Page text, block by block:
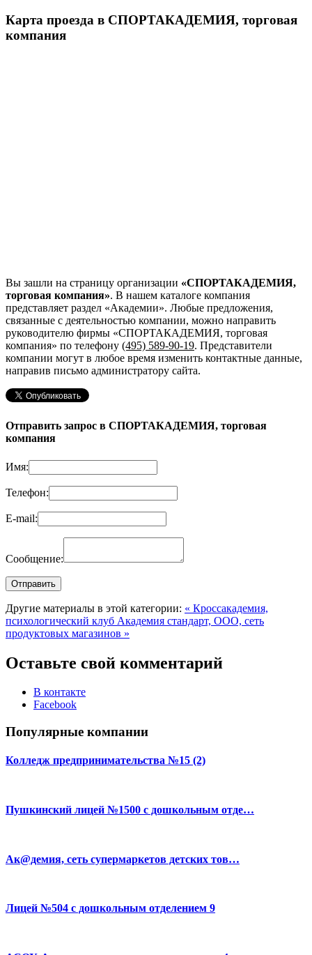
Карта проезда в СПОРТАКАДЕМИЯ, торговая
компания
Вы зашли на страницу организации «СПОРТАКАДЕМИЯ,
торговая компания». В нашем каталоге компания
представляет раздел «Академии». Любые предложения,
связанные с деятельностью компании, можно направить
руководителю фирмы «СПОРТАКАДЕМИЯ, торговая
компания» по телефону (495) 589-90-19. Представители
компании могут в любое время изменить контактные данные,
направив письмо администратору сайта.
Отправить запрос в СПОРТАКАДЕМИЯ, торговая
компания
Имя:
Телефон:
E-mail:
Сообщение:
Другие материалы в этой категории: « Кроссакадемия,
психологический клуб Академия стандарт, ООО, сеть
продуктовых магазинов »
Оставьте свой комментарий
В контакте
Facebook
Популярные компании
Колледж предпринимательства №15 (2)
Пушкинский лицей №1500 с дошкольным отде…
Ак@демия, сеть супермаркетов детских тов…
Лицей №504 с дошкольным отделением 9